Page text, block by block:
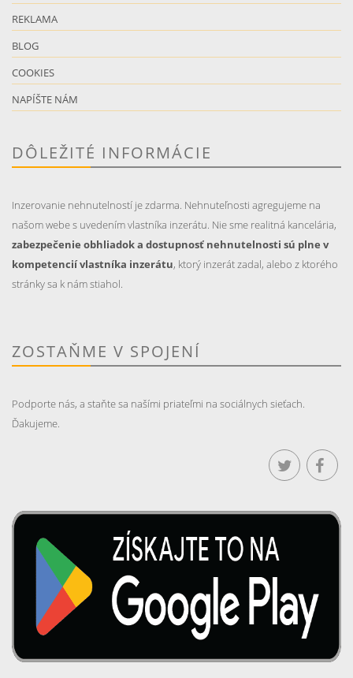
REKLAMA
BLOG
COOKIES
NAPÍŠTE NÁM
DÔLEŽITÉ INFORMÁCIE
Inzerovanie nehnutelností je zdarma. Nehnuteľnosti agregujeme na
našom webe s uvedením vlastníka inzerátu. Nie sme realitná kancelária,
zabezpečenie obhliadok a dostupnosť nehnutelnosti sú plne v
kompetencií vlastníka inzerátu, ktorý inzerát zadal, alebo z ktorého
stránky sa k nám stiahol.
ZOSTAŇME V SPOJENÍ
Podporte nás, a staňte sa našími priateľmi na sociálnych sieťach.
Ďakujeme.